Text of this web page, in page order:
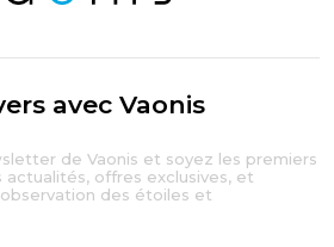
avec Vaonis
de Vaonis et soyez les premiers
actualités, offres exclusives, et
des étoiles et